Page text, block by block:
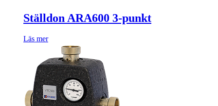
Ställdon ARA600 3-punkt
Läs mer